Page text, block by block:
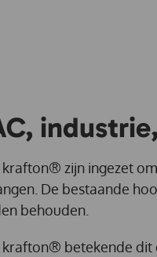
zijn ingezet
De bestaande
behouden.
betekende dit